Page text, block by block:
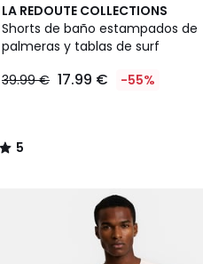
LA REDOUTE COLLECTIONS
Shorts de baño estampados de
palmeras y tablas de surf
39.99 € 17.99 € -55%
5
/
5
5
/